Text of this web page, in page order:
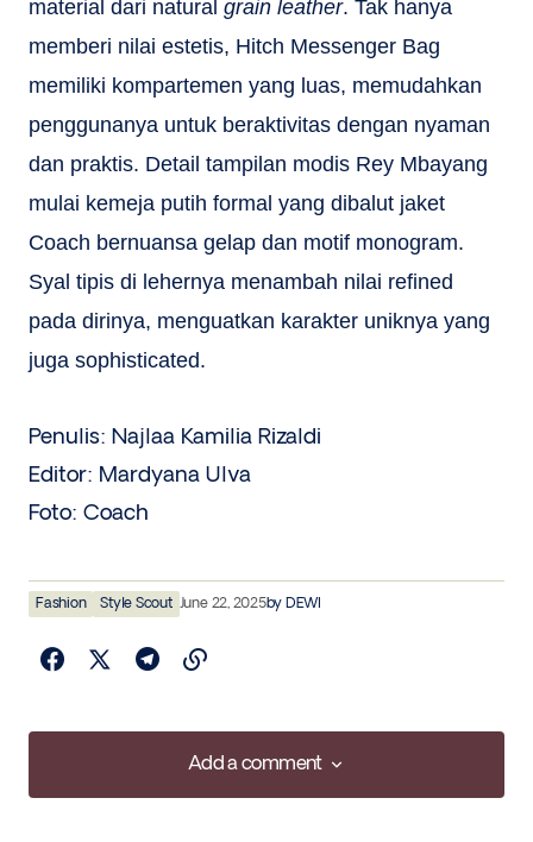
material dari natural grain leather. Tak hanya
memberi nilai estetis, Hitch Messenger Bag
memiliki kompartemen yang luas, memudahkan
penggunanya untuk beraktivitas dengan nyaman
dan praktis. Detail tampilan modis Rey Mbayang
mulai kemeja putih formal yang dibalut jaket
Coach bernuansa gelap dan motif monogram.
Syal tipis di lehernya menambah nilai refined
pada dirinya, menguatkan karakter uniknya yang
juga sophisticated.
Penulis: Najlaa Kamilia Rizaldi
Editor: Mardyana Ulva
Foto: Coach
Fashion Style Scout June 22, 2025by DEWI
Add a comment
Add a comment